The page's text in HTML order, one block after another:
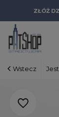
ZŁÓŻ
Wstecz